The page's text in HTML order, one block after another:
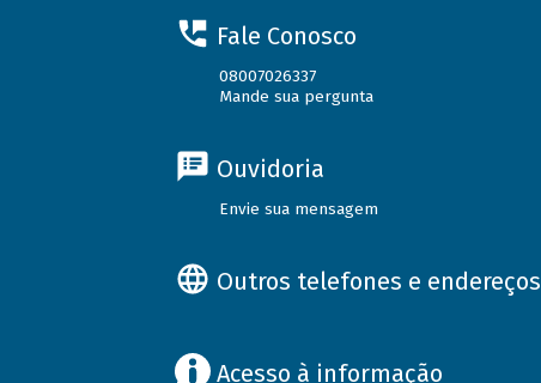
Fale Conosco
08007026337
Mande sua pergunta
Ouvidoria
Envie sua mensagem
Outros telefones e endereços
Acesso à informação